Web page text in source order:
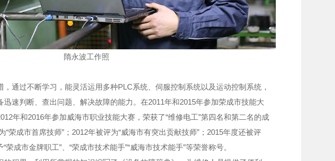
隋永波工作照
过不断学习，能灵活运用多种PLC系统、伺服控制系统以及运动控制系统，
速判断、查出问题、解决故障的能力。在2011年和2015年参加荣成市技能大
年和2016年参加威海市职业技能大赛，荣获了“维修电工”第四名和第二名的成
“荣成市首席技师”；2012年被评为“威海市有突出贡献技师”；2015年度还被评
荣成市金牌职工”、“荣成市技术能手”“威海市技术能手”等荣誉称号。